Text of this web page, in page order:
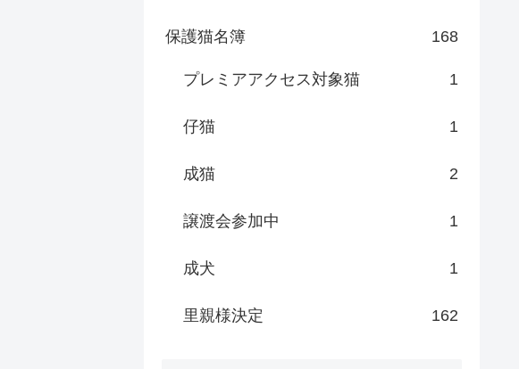
保護猫名簿 168
プレミアアクセス対象猫 1
仔猫 1
成猫 2
譲渡会参加中 1
成犬 1
里親様決定 162